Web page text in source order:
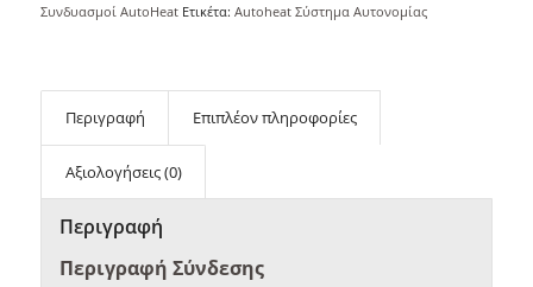
Συνδυασμοί AutoHeat Ετικέτα: Autoheat Σύστημα Αυτονομίας
Περιγραφή Επιπλέον πληροφορίες
Αξιολογήσεις (0)
Περιγραφή
Περιγραφή Σύνδεσης